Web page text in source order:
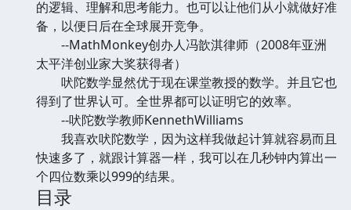
的逻辑、理解和思考能力。也可以让他们从小就做好准
备，以便日后在全球展开竞争。
--MathMonkey创办人冯歆淇律师（2008年亚洲
太平洋创业家大奖获得者）
吠陀数学显然优于现在课堂教授的数学。并且它也
得到了世界认可。全世界都可以证明它的效率。
--吠陀数学教师KennethWilliams
我喜欢吠陀数学，因为这样我做起计算就容易而且
快速多了，就跟计算器一样，我可以在几秒钟内算出一
个四位数乘以999的结果。
目录